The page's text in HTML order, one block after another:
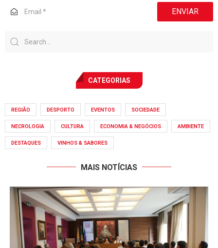
ENVIAR
CATEGORIAS
REGIÃO DESPORTO EVENTOS SOCIEDADE
NECROLOGIA CULTURA ECONOMIA & NEGÓCIOS AMBIENTE
DESTAQUES VINHOS & SABORES
MAIS NOTÍCIAS